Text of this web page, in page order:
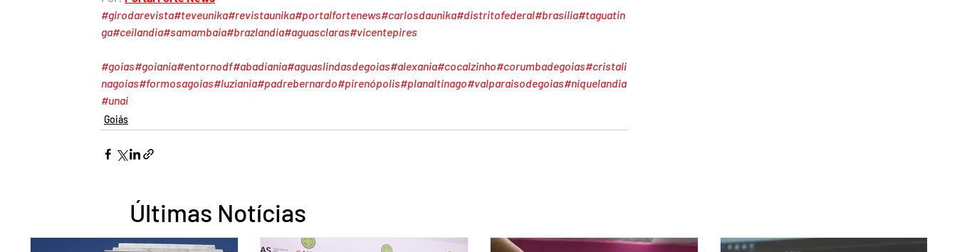
#girodarevista#teveunika#revistaunika#portalfortenews#carlosdaunika#distritofederal#brasília#taguatin
ga#ceilandia#samambaia#brazlandia#aguasclaras#vicentepires
#goias#goiania#entornodf#abadiania#aguaslindasdegoias#alexania#cocalzinho#corumbadegoias#cristali
nagoias#formosagoias#luziania#padrebernardo#pirenópolis#planaltinago#valparaisodegoias#niquelandia
#unai
Goiás
Últimas Notícias